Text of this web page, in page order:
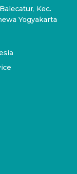
Kec.
Yogyakarta